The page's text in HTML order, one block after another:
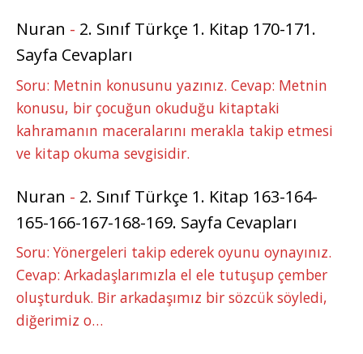
Nuran - 2. Sınıf Türkçe 1. Kitap 170-171.
Sayfa Cevapları
Soru: Metnin konusunu yazınız. Cevap: Metnin
konusu, bir çocuğun okuduğu kitaptaki
kahramanın maceralarını merakla takip etmesi
ve kitap okuma sevgisidir.
Nuran - 2. Sınıf Türkçe 1. Kitap 163-164-
165-166-167-168-169. Sayfa Cevapları
Soru: Yönergeleri takip ederek oyunu oynayınız.
Cevap: Arkadaşlarımızla el ele tutuşup çember
oluşturduk. Bir arkadaşımız bir sözcük söyledi,
diğerimiz o…